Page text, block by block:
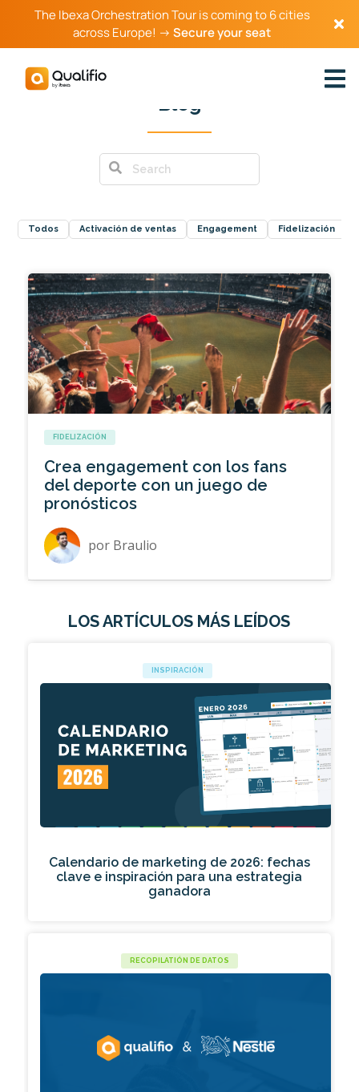
The Ibexa Orchestration Tour is coming to 6 cities
across Europe! →Secure your seat
Blog
Todos Activación de ventas Engagement Fidelización
FIDELIZACIÓN
Crea engagement con los fans
del deporte con un juego de
pronósticos
por Braulio
LOS ARTÍCULOS MÁS LEÍDOS
INSPIRACIÓN
Calendario de marketing de 2026: fechas
clave e inspiración para una estrategia
ganadora
RECOPILATIÓN DE DATOS